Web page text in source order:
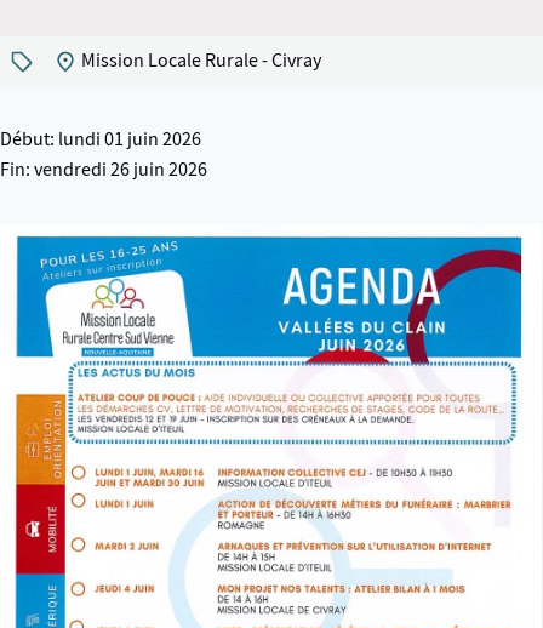
Mission Locale Rurale - Civray
Début: lundi 01 juin 2026
Fin: vendredi 26 juin 2026